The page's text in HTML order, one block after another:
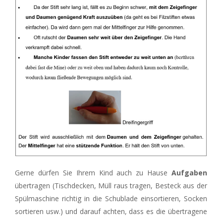
Gerne dürfen Sie Ihrem Kind auch zu Hause Aufgaben
übertragen (Tischdecken, Müll raus tragen, Besteck aus der
Spülmaschine richtig in die Schublade einsortieren, Socken
sortieren usw.) und darauf achten, dass es die übertragene